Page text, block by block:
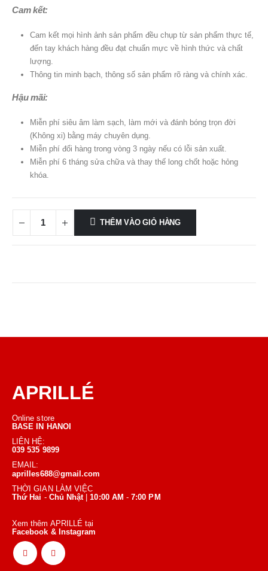
Cam kết:
Cam kết mọi hình ảnh sản phẩm đều chụp từ sản phẩm thực tế,
đến tay khách hàng đều đạt chuẩn mực về hình thức và chất
lượng.
Thông tin minh bạch, thông số sản phẩm rõ ràng và chính xác.
Hậu mãi:
Miễn phí siêu âm làm sạch, làm mới và đánh bóng trọn đời
(Không xi) bằng máy chuyên dụng.
Miễn phí đổi hàng trong vòng 3 ngày nếu có lỗi sản xuất.
Miễn phí 6 tháng sửa chữa và thay thế long chốt hoặc hỏng
khóa.
THÊM VÀO GIỎ HÀNG
APRILLÉ
Online store
BASE IN HANOI
LIÊN HỆ:
039 535 9899
EMAIL:
aprilles688@gmail.com
THỜI GIAN LÀM VIỆC
Thứ Hai -Chủ Nhật |10:00 AM - 7:00 PM
Xem thêm APRILLÉ tại
Facebook & Instagram